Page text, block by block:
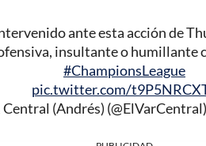
ante esta acción de
insultante o humillante
#ChampionsLeague
pic.twitter.com/
(Andrés) (@ElVarCentral)